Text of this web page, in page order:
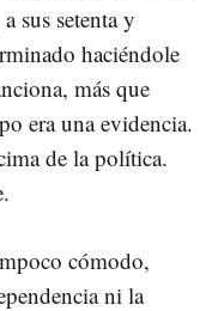
sus setenta y
haciéndole
más que
era una evidencia.
de la política.
cómodo,
ni la